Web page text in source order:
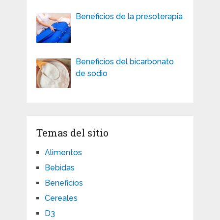
Beneficios de la presoterapia
Beneficios del bicarbonato
de sodio
Temas del sitio
Alimentos
Bebidas
Beneficios
Cereales
D3